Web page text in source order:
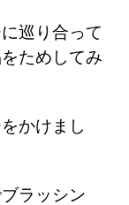
巡り合って
ためしてみ
かけまし
ラッシン